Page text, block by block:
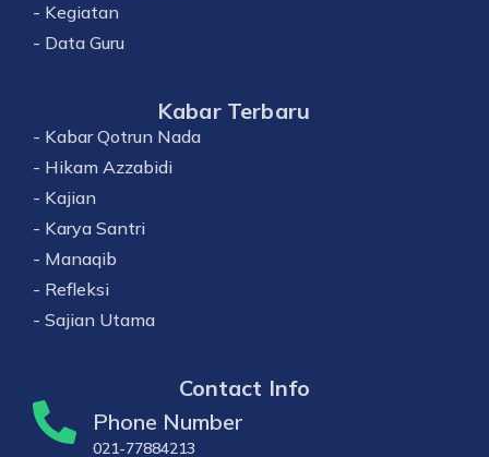
- Kegiatan
- Data Guru
Kabar Terbaru
- Kabar Qotrun Nada
- Hikam Azzabidi
- Kajian
- Karya Santri
- Manaqib
- Refleksi
- Sajian Utama
Contact Info
Phone Number
021-77884213